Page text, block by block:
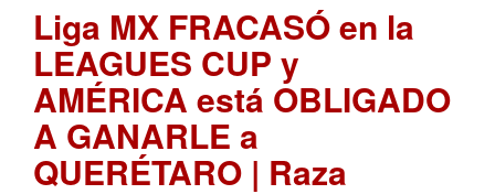
Liga MX FRACASÓ en la
LEAGUES CUP y
AMÉRICA está OBLIGADO
A GANARLE a
QUERÉTARO | Raza